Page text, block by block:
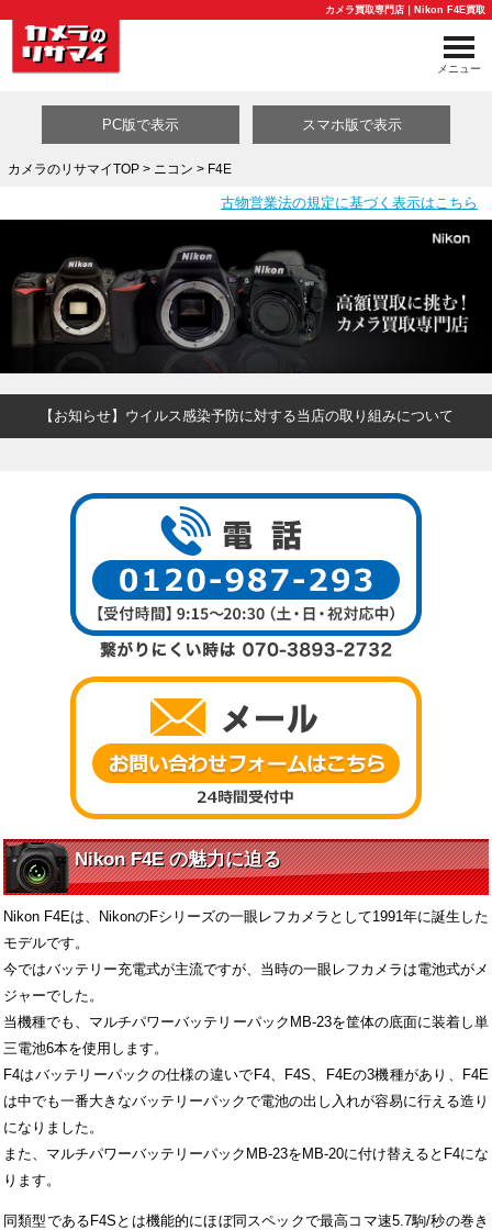
カメラ買取専門店｜Nikon F4E買取
メニュー
買取カテゴリ一覧
PC版で表示 スマホ版で表示
カメラのリサマイTOP> ニコン > F4E
古物営業法の規定に基づく表示はこちら
【お知らせ】ウイルス感染予防に対する当店の取り組みについて
Nikon F4E の魅力に迫る
Nikon F4Eは、NikonのFシリーズの一眼レフカメラとして1991年に誕生した
モデルです。
今ではバッテリー充電式が主流ですが、当時の一眼レフカメラは電池式がメ
ジャーでした。
当機種でも、マルチパワーバッテリーパックMB-23を筐体の底面に装着し単
三電池6本を使用します。
F4はバッテリーパックの仕様の違いでF4、F4S、F4Eの3機種があり、F4E
は中でも一番大きなバッテリーパックで電池の出し入れが容易に行える造り
になりました。
また、マルチパワーバッテリーパックMB-23をMB-20に付け替えるとF4にな
ります。
同類型であるF4Sとは機能的にほぼ同スペックで最高コマ速5.7駒/秒の巻き